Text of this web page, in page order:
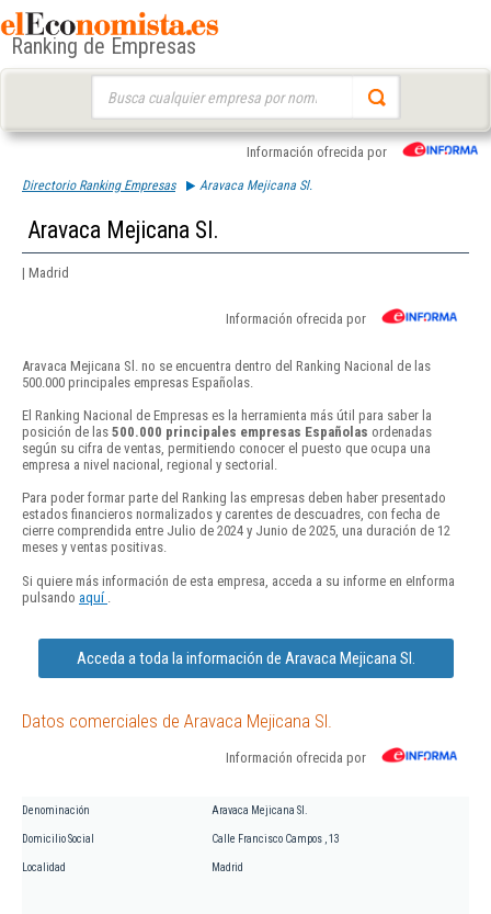
Ranking de Empresas
Información ofrecida por
Directorio Ranking Empresas Aravaca Mejicana Sl.
Aravaca Mejicana Sl.
| Madrid
Información ofrecida por
Aravaca Mejicana Sl. no se encuentra dentro del Ranking Nacional de las
500.000 principales empresas Españolas.
El Ranking Nacional de Empresas es la herramienta más útil para saber la
posición de las 500.000 principales empresas Españolas ordenadas
según su cifra de ventas, permitiendo conocer el puesto que ocupa una
empresa a nivel nacional, regional y sectorial.
Para poder formar parte del Ranking las empresas deben haber presentado
estados financieros normalizados y carentes de descuadres, con fecha de
cierre comprendida entre Julio de 2024 y Junio de 2025, una duración de 12
meses y ventas positivas.
Si quiere más información de esta empresa, acceda a su informe en eInforma
pulsando aquí
Acceda a toda la información de Aravaca Mejicana Sl.
Datos comerciales de Aravaca Mejicana Sl.
Información ofrecida por
Denominación Aravaca Mejicana Sl.
Domicilio Social Calle Francisco Campos , 13
Localidad Madrid